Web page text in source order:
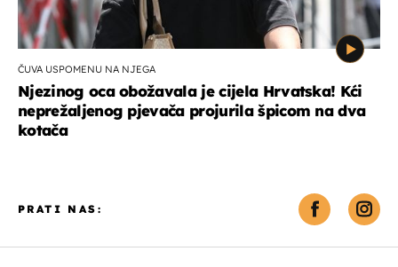
ČUVA USPOMENU NA NJEGA
Njezinog oca obožavala je cijela Hrvatska! Kći
neprežaljenog pjevača projurila špicom na dva
kotača
PRATI NAS: